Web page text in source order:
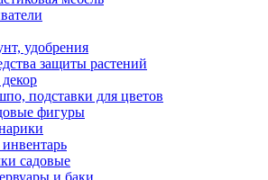
удобрения
защиты растений
подставки для цветов
фигуры
садовые